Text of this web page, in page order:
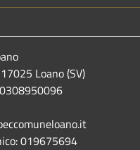
Loano (SV)
019675694